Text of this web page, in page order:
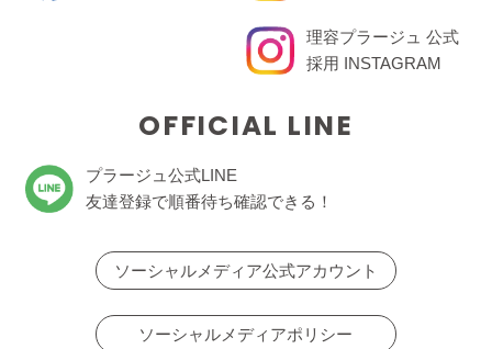
理容プラージュ 公式
採用 INSTAGRAM
OFFICIAL LINE
プラージュ公式LINE
友達登録で順番待ち確認できる！
ソーシャルメディア公式アカウント
ソーシャルメディアポリシー